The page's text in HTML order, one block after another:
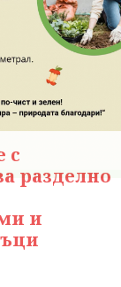
с
разделно
и